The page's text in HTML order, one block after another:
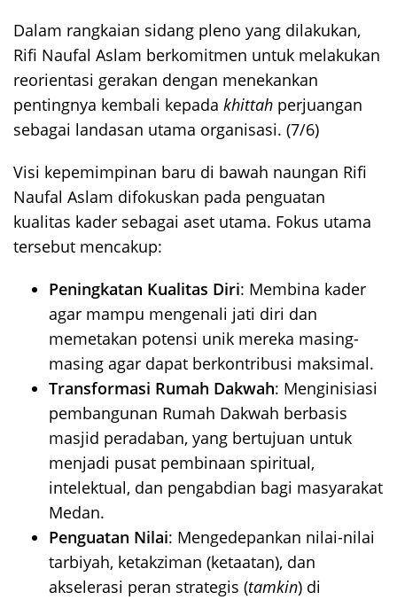
Dalam rangkaian sidang pleno yang dilakukan,
Rifi Naufal Aslam berkomitmen untuk melakukan
reorientasi gerakan dengan menekankan
pentingnya kembali kepada khittah perjuangan
sebagai landasan utama organisasi. (7/6)
Visi kepemimpinan baru di bawah naungan Rifi
Naufal Aslam difokuskan pada penguatan
kualitas kader sebagai aset utama. Fokus utama
tersebut mencakup:
Peningkatan Kualitas Diri: Membina kader
agar mampu mengenali jati diri dan
memetakan potensi unik mereka masing-
masing agar dapat berkontribusi maksimal.
Transformasi Rumah Dakwah: Menginisiasi
pembangunan Rumah Dakwah berbasis
masjid peradaban, yang bertujuan untuk
menjadi pusat pembinaan spiritual,
intelektual, dan pengabdian bagi masyarakat
Medan.
Penguatan Nilai: Mengedepankan nilai-nilai
tarbiyah, ketakziman (ketaatan), dan
akselerasi peran strategis (tamkin) di